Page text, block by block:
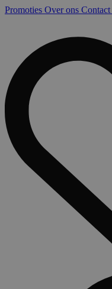
Promoties Over ons Contact